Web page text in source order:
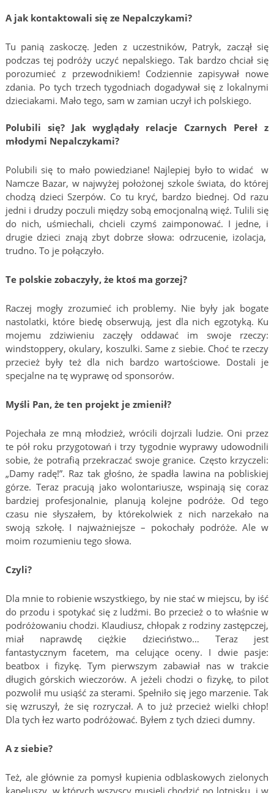
A jak kontaktowali się ze Nepalczykami?
Tu panią zaskoczę. Jeden z uczestników, Patryk, zaczął się
podczas tej podróży uczyć nepalskiego. Tak bardzo chciał się
porozumieć z przewodnikiem! Codziennie zapisywał nowe
zdania. Po tych trzech tygodniach dogadywał się z lokalnymi
dzieciakami. Mało tego, sam w zamian uczył ich polskiego.
Polubili się? Jak wyglądały relacje Czarnych Pereł z
młodymi Nepalczykami?
Polubili się to mało powiedziane! Najlepiej było to widać w
Namcze Bazar, w najwyżej położonej szkole świata, do której
chodzą dzieci Szerpów. Co tu kryć, bardzo biednej. Od razu
jedni i drudzy poczuli między sobą emocjonalną więź. Tulili się
do nich, uśmiechali, chcieli czymś zaimponować. I jedne, i
drugie dzieci znają zbyt dobrze słowa: odrzucenie, izolacja,
trudno. To je połączyło.
Te polskie zobaczyły, że ktoś ma gorzej?
Raczej mogły zrozumieć ich problemy. Nie były jak bogate
nastolatki, które biedę obserwują, jest dla nich egzotyką. Ku
mojemu zdziwieniu zaczęły oddawać im swoje rzeczy:
windstoppery, okulary, koszulki. Same z siebie. Choć te rzeczy
przecież były też dla nich bardzo wartościowe. Dostali je
specjalne na tę wyprawę od sponsorów.
Myśli Pan, że ten projekt je zmienił?
Pojechała ze mną młodzież, wrócili dojrzali ludzie. Oni przez
te pół roku przygotowań i trzy tygodnie wyprawy udowodnili
sobie, że potrafią przekraczać swoje granice. Często krzyczeli:
„Damy radę!”. Raz tak głośno, że spadła lawina na pobliskiej
górze. Teraz pracują jako wolontariusze, wspinają się coraz
bardziej profesjonalnie, planują kolejne podróże. Od tego
czasu nie słyszałem, by którekolwiek z nich narzekało na
swoją szkołę. I najważniejsze – pokochały podróże. Ale w
moim rozumieniu tego słowa.
Czyli?
Dla mnie to robienie wszystkiego, by nie stać w miejscu, by iść
do przodu i spotykać się z ludźmi. Bo przecież o to właśnie w
podróżowaniu chodzi. Klaudiusz, chłopak z rodziny zastępczej,
miał naprawdę ciężkie dzieciństwo… Teraz jest
fantastycznym facetem, ma celujące oceny. I dwie pasje:
beatbox i fizykę. Tym pierwszym zabawiał nas w trakcie
długich górskich wieczorów. A jeżeli chodzi o fizykę, to pilot
pozwolił mu usiąść za sterami. Spełniło się jego marzenie. Tak
się wzruszył, że się rozryczał. A to już przecież wielki chłop!
Dla tych łez warto podróżować. Byłem z tych dzieci dumny.
A z siebie?
Też, ale głównie za pomysł kupienia odblaskowych zielonych
kapeluszy, w których wszyscy musieli chodzić po lotnisku i w